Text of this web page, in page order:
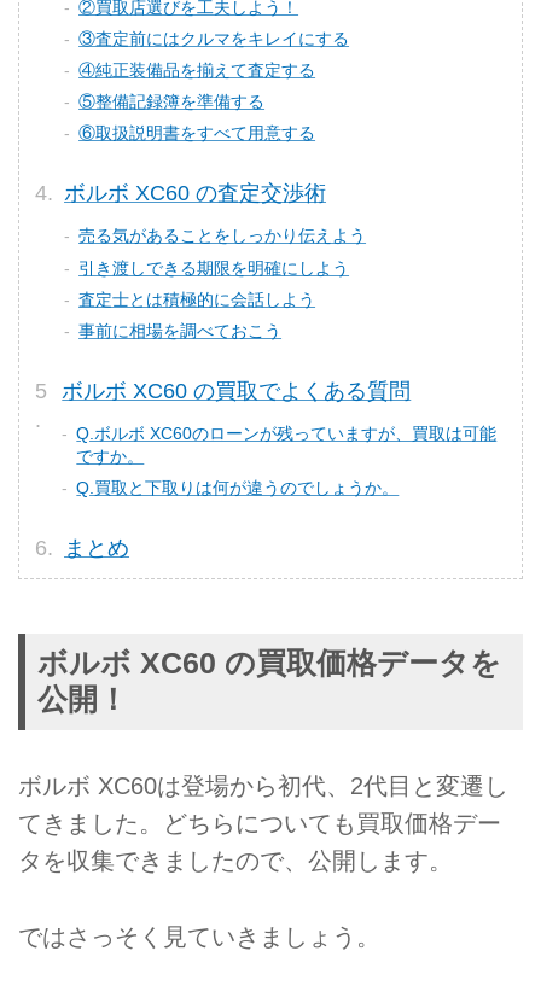
②買取店選びを工夫しよう！
③査定前にはクルマをキレイにする
④純正装備品を揃えて査定する
⑤整備記録簿を準備する
⑥取扱説明書をすべて用意する
ボルボ XC60 の査定交渉術
売る気があることをしっかり伝えよう
引き渡しできる期限を明確にしよう
査定士とは積極的に会話しよう
事前に相場を調べておこう
ボルボ XC60 の買取でよくある質問
Q.ボルボ XC60のローンが残っていますが、買取は可能
ですか。
Q.買取と下取りは何が違うのでしょうか。
まとめ
ボルボ XC60 の買取価格データを
公開！
ボルボ XC60は登場から初代、2代目と変遷し
てきました。どちらについても買取価格デー
タを収集できましたので、公開します。
ではさっそく見ていきましょう。